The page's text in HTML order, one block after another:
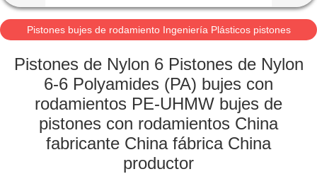
VISITA
A
LA
FÁBRICA
CONTROL
Pistones bujes de rodamiento Ingeniería Plásticos pistones
Pistones de Nylon 6 Pistones de Nylon
6-6 Polyamides (PA) bujes con
rodamientos PE-UHMW bujes de
pistones con rodamientos China
fabricante China fábrica China
productor